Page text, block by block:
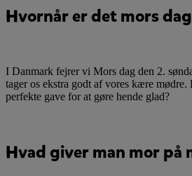
Hvornår er det mors
I Danmark fejrer vi Mors dag den 2.
tager os ekstra godt af vores kære
perfekte gave for at gøre hende glad?
Hvad giver man mor på